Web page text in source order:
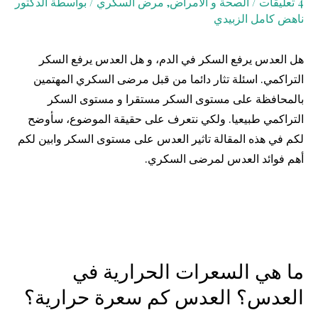
ناهض كامل الزبيدي
هل العدس يرفع السكر في الدم، و هل العدس يرفع السكر
التراكمي. اسئلة تثار دائما من قبل مرضى السكري المهتمين
بالمحافظة على مستوى السكر مستقرا و مستوى السكر
التراكمي طبيعيا. ولكي نتعرف على حقيقة الموضوع، سأوضح
لكم في هذه المقالة تاثير العدس على مستوى السكر وابين لكم
أهم فوائد العدس لمرضى السكري.
ما هي السعرات الحرارية في
العدس؟ العدس كم سعرة حرارية؟